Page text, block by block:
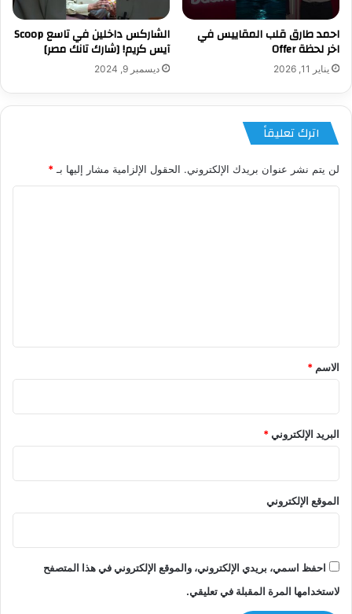
احمد طارق قلب المقاييس في
اخر لحظة Offer
يناير 11, 2026
الشاركس داخلين في تاسع Scoop
آيس كريم! [شارك تانك مصر]
ديسمبر 9, 2024
اترك تعليقاً
لن يتم نشر عنوان بريدك الإلكتروني. الحقول الإلزامية مشار إليها بـ *
*
الاسم *
البريد الإلكتروني*
الموقع الإلكتروني
احفظ اسمي، بريدي الإلكتروني، والموقع الإلكتروني في هذا المتصفح
لاستخدامها المرة المقبلة في تعليقي.